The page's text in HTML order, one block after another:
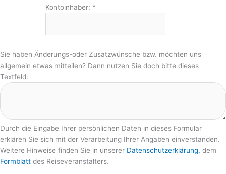
Kontoinhaber: *
Sie haben Änderungs-oder Zusatzwünsche bzw. möchten uns
allgemein etwas mitteilen? Dann nutzen Sie doch bitte dieses
Textfeld:
Durch die Eingabe Ihrer persönlichen Daten in dieses Formular
erklären Sie sich mit der Verarbeitung Ihrer Angaben einverstanden.
Weitere Hinweise finden Sie in unserer Datenschutzerklärung, dem
Formblatt des Reiseveranstalters.